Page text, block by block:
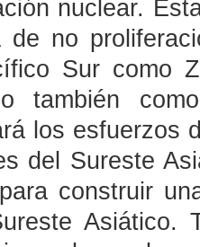
nuclear.
de no
Sur como
también
los esfuerzos
del Sureste
construir
Asiático.